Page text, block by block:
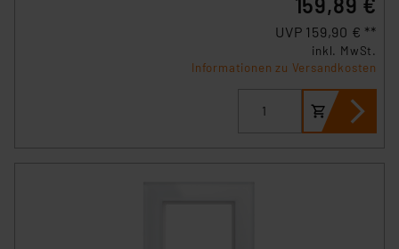
UVP 159,90 € **
inkl. MwSt.
Informationen zu Versandkosten